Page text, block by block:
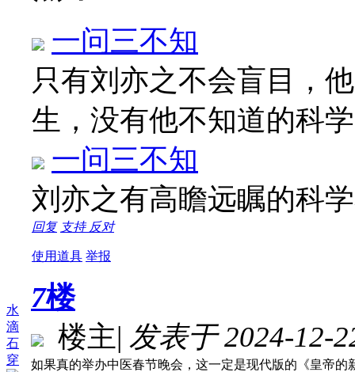
一问三不知
只有刘亦之不会盲目，
生，没有他不知道的科
一问三不知
刘亦之有高瞻远瞩的科
回复 支持 反对
使用道具 举报
水
滴
石
穿
7楼
楼主| 发表于 2024-12-
如果真的举办中医春节晚会，这一定是现代版的《皇帝